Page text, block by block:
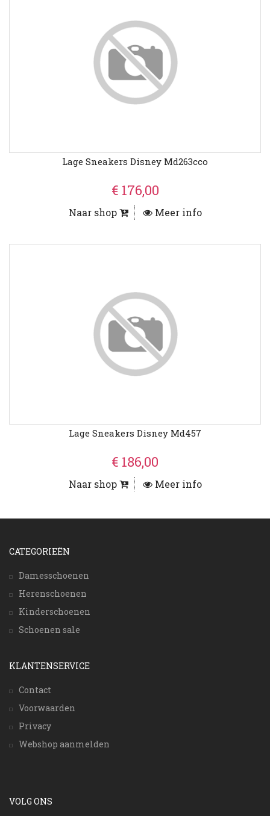
Lage Sneakers Disney Md263cco
€ 176,00
Naar shop Meer info
Lage Sneakers Disney Md457
€ 186,00
Naar shop Meer info
CATEGORIEËN
Damesschoenen
Herenschoenen
Kinderschoenen
Schoenen sale
KLANTENSERVICE
Contact
Voorwaarden
Privacy
Webshop aanmelden
VOLG ONS